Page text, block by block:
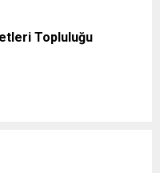
Topluluğu